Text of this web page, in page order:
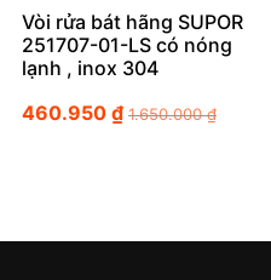
Vòi rửa bát hãng SUPOR
251707-01-LS có nóng
lạnh , inox 304
460.950 ₫ 1.650.000₫